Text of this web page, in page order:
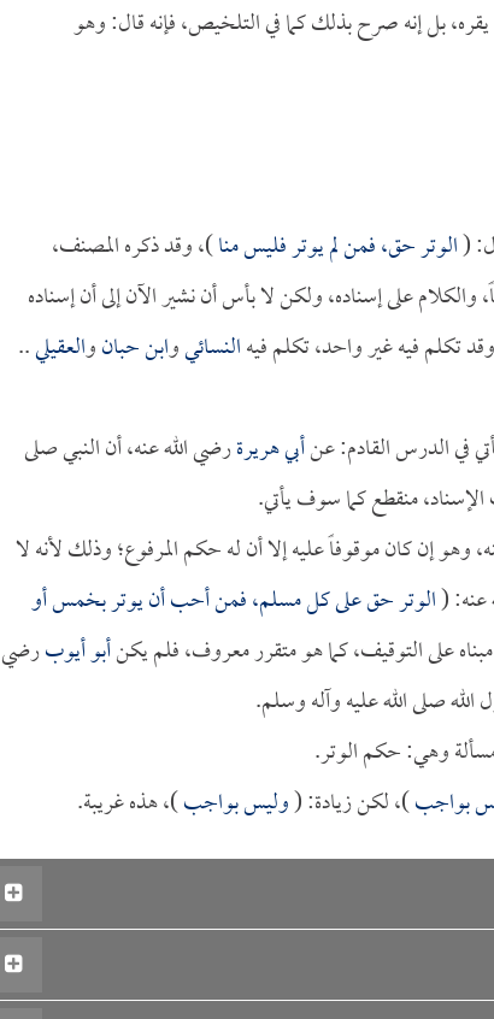
يقره، بل إنه صرح بذلك كما في التلخيص، فإنه قال: وهو
(الوتر حق، فمن لم يوتر فليس منا)، وقد ذكره المصنف،
والكلام على إسناده، ولكن لا بأس أن نشير الآن إلى أن إسناده
تكلم فيه غير واحد، تكلم فيهالنسائيوابن حبانوالعقيلي..
في الدرس القادم: عنأبي هريرةرضي الله عنه، أن النبي صلى
منقطع كما سوف يأتي.
وهو إن كان موقوفاً عليه إلا أن له حكم المرفوع؛ وذلك لأنه لا
عنه: (الوتر حق على كل مسلم، فمن أحب أن يوتر بخمس أو
على التوقيف، كما هو متقرر معروف، فلم يكنأبو أيوبرضي
صلى الله عليه وآله وسلم.
وهي: حكم الوتر.
بواجب)، لكن زيادة: (وليس بواجب)، هذه غريبة.